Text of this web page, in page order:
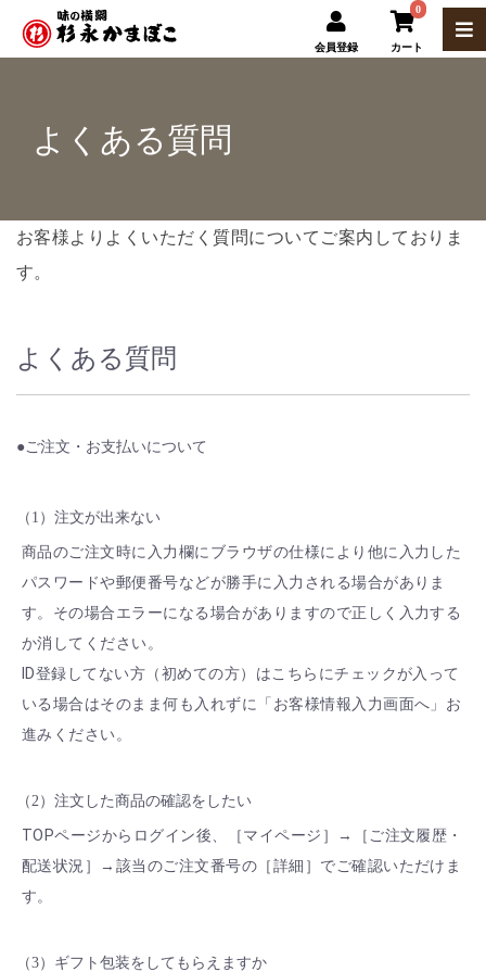
会員登録
0
カート
よくある質問
お客様よりよくいただく質問についてご案内しておりま
す。
よくある質問
●ご注文・お支払いについて
（1）注文が出来ない
商品のご注文時に入力欄にブラウザの仕様により他に入力した
パスワードや郵便番号などが勝手に入力される場合がありま
す。その場合エラーになる場合がありますので正しく入力する
か消してください。
ID登録してない方（初めての方）はこちらにチェックが入って
いる場合はそのまま何も入れずに「お客様情報入力画面へ」お
進みください。
（2）注文した商品の確認をしたい
TOPページからログイン後、［マイページ］→［ご注文履歴・
配送状況］→該当のご注文番号の［詳細］でご確認いただけま
す。
（3）ギフト包装をしてもらえますか